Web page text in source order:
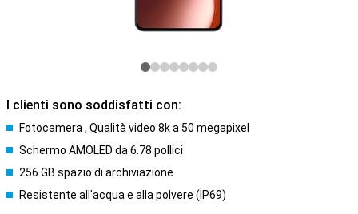
I clienti sono soddisfatti con:
Fotocamera , Qualità video 8k a 50 megapixel
Schermo AMOLED da 6.78 pollici
256 GB spazio di archiviazione
Resistente all'acqua e alla polvere (IP69)